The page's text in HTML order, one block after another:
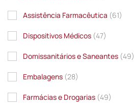
Assistência Farmacêutica (61)
Dispositivos Médicos (47)
Domissanitários e Saneantes (49)
Embalagens (28)
Farmácias e Drogarias (49)